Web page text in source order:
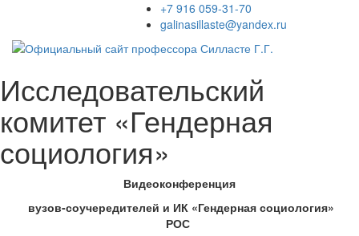
+7 916 059-31-70
galinasillaste@yandex.ru
Исследовательский
комитет «Гендерная
социология»
Видеоконференция
вузов-соучередителей и ИК «Гендерная социология»
РОС